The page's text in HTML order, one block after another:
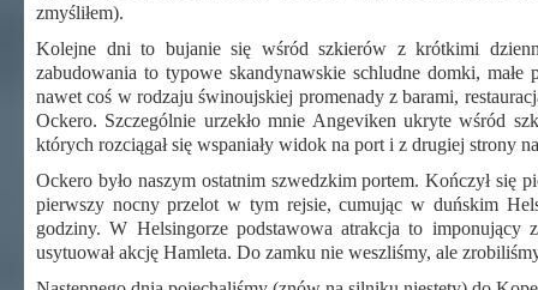
zmyśliłem).
Kolejne dni to bujanie się wśród szkierów z krótkimi
zabudowania to typowe skandynawskie schludne domki,
nawet coś w rodzaju świnoujskiej promenady z barami,
Ockero. Szczególnie urzekło mnie Angeviken ukryte wśród
których rozciągał się wspaniały widok na port i z drugiej strony
Ockero było naszym ostatnim szwedzkim portem. Kończył się
pierwszy nocny przelot w tym rejsie, cumując w duńskim
godziny. W Helsingorze podstawowa atrakcja to
usytuował akcję Hamleta. Do zamku nie weszliśmy, ale